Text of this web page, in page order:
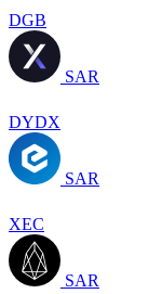
DGB
SAR
DYDX
SAR
XEC
SAR